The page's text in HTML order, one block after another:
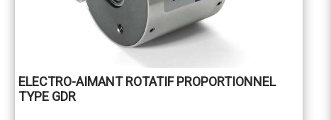
ELECTRO-AIMANT ROTATIF PROPORTIONNEL
TYPE GDR